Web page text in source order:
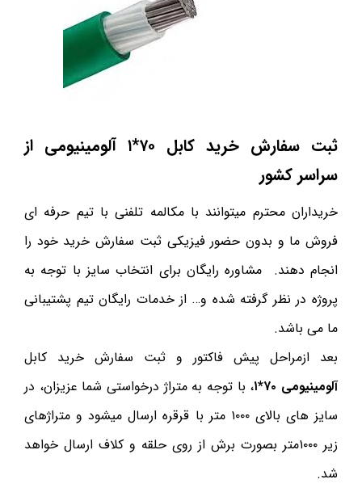
ثبت سفارش خرید کابل ۷۰*۱ آلومینیومی از
سراسر کشور
خریداران محترم میتوانند با مکالمه تلفنی با تیم حرفه ای
فروش ما و بدون حضور فیزیکی ثبت سفارش خرید خود را
انجام دهند. مشاوره رایگان برای انتخاب سایز با توجه به
پروژه در نظر گرفته شده و… از خدمات رایگان تیم پشتیبانی
ما می باشد.
بعد ازمراحل پیش فاکتور و ثبت سفارش خرید کابل
آلومینیومی ۷۰*۱
، با توجه به متراژ درخواستی شما عزیزان، در
سایز های بالای ۱۰۰۰ متر با قرقره ارسال میشود و متراژهای
زیر ۱۰۰۰متر بصورت برش از روی حلقه و کلاف ارسال خواهد
شد.